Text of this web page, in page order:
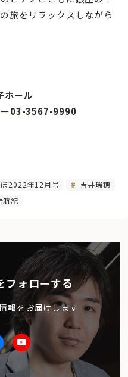
旅をリラックスしながら
ール
ー03-3567-9990
2022年12月号
吉井瑞穂
航紀
フォローする
報をお届けします
Youtube